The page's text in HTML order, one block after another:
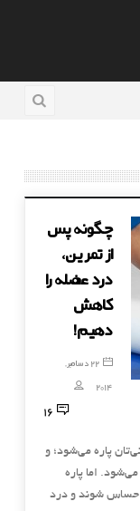
چگونه پس
از تمرین،
درد عضله را
کاهش
دهیم!
22 دسامبر,
2014
16
پاره می‌شود؛ و
اما پاره
حساس شوند و درد